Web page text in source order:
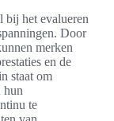
bij het evalueren
Door
merken
en de
staat om
hun
te